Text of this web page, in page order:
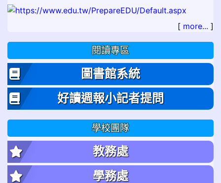
[ more... ]
閱讀專區
圖書館系統
好讀週報小記者提問
學校團隊
教務處
學務處